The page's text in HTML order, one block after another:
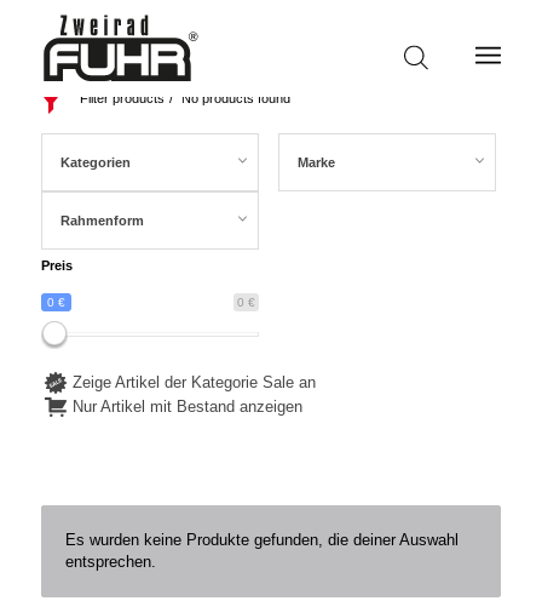
Filter products No products found
Kategorien Marke
Rahmenform
Preis
0 €
0 €
Zeige Artikel der Kategorie Sale an
Nur Artikel mit Bestand anzeigen
Es wurden keine Produkte gefunden, die deiner Auswahl
entsprechen.